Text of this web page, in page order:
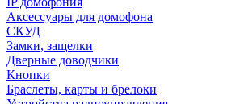
Аксессуары для домофона
СКУД
Замки, защелки
Дверные доводчики
Кнопки
Браслеты, карты и брелоки